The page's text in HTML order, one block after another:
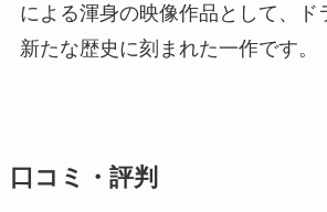
による渾身の映像作品として、ド
新たな歴史に刻まれた一作です。
口コミ・評判